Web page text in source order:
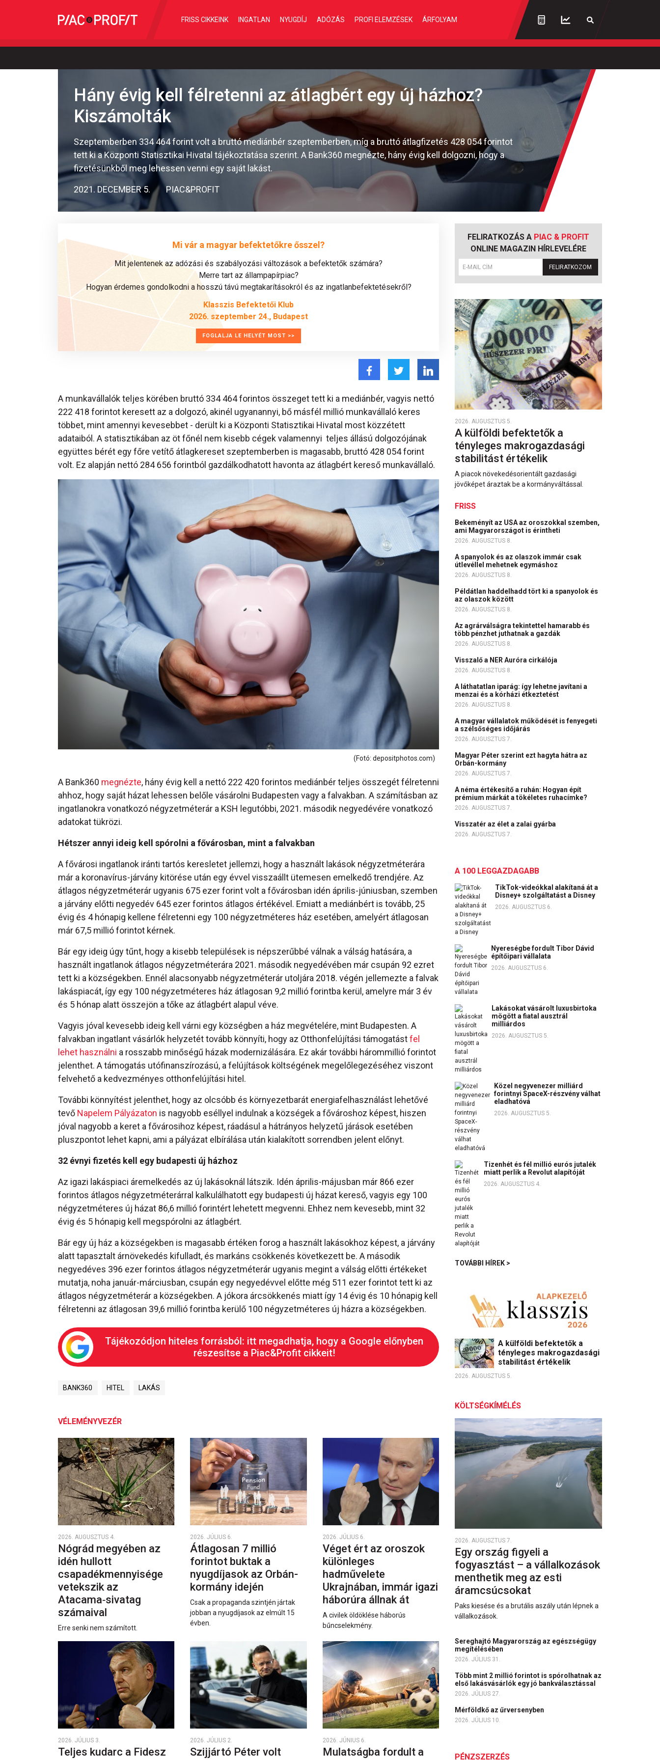
FRISS CIKKEINK INGATLAN NYUGDÍJ ADÓZÁS PROFI ELEMZÉSEK ÁRFOLYAM
Hány évig kell félretenni az átlagbért egy új házhoz?
Kiszámolták
Szeptemberben 334 464 forint volt a bruttó mediánbér szeptemberben, míg a bruttó átlagfizetés 428 054 forintot
tett ki a Központi Statisztikai Hivatal tájékoztatása szerint. A Bank360 megnézte, hány évig kell dolgozni, hogy a
fizetésünkből meg lehessen venni egy saját lakást.
2021. DECEMBER 5. PIAC&PROFIT
Mi vár a magyar befektetőkre ősszel?
Mit jelentenek az adózási és szabályozási változások a befektetők számára?
Merre tart az állampapírpiac?
Hogyan érdemes gondolkodni a hosszú távú megtakarításokról és az ingatlanbefektetésekről?
Klasszis Befektetői Klub
2026. szeptember 24., Budapest
FOGLALJA LE HELYÉT MOST >>
A munkavállalók teljes körében bruttó 334 464 forintos összeget tett ki a mediánbér, vagyis nettó
222 418 forintot keresett az a dolgozó, akinél ugyanannyi, bő másfél millió munkavállaló keres
többet, mint amennyi kevesebbet - derült ki a Központi Statisztikai Hivatal most közzétett
adataiból. A statisztikában az öt főnél nem kisebb cégek valamennyi teljes állású dolgozójának
együttes bérét egy főre vetítő átlagkereset szeptemberben is magasabb, bruttó 428 054 forint
volt. Ez alapján nettó 284 656 forintból gazdálkodhatott havonta az átlagbért kereső munkavállaló.
(Fotó: depositphotos.com)
A Bank360 megnézte, hány évig kell a nettó 222 420 forintos mediánbér teljes összegét félretenni
ahhoz, hogy saját házat lehessen belőle vásárolni Budapesten vagy a falvakban. A számításban az
ingatlanokra vonatkozó négyzetméterár a KSH legutóbbi, 2021. második negyedévére vonatkozó
adatokat tükrözi.
Hétszer annyi ideig kell spórolni a fővárosban, mint a falvakban
A fővárosi ingatlanok iránti tartós keresletet jellemzi, hogy a használt lakások négyzetméterára
már a koronavírus-járvány kitörése után egy évvel visszaállt ütemesen emelkedő trendjére. Az
átlagos négyzetméterár ugyanis 675 ezer forint volt a fővárosban idén április-júniusban, szemben
a járvány előtti negyedév 645 ezer forintos átlagos értékével. Emiatt a mediánbért is tovább, 25
évig és 4 hónapig kellene félretenni egy 100 négyzetméteres ház esetében, amelyért átlagosan
már 67,5 millió forintot kérnek.
Bár egy ideig úgy tűnt, hogy a kisebb települések is népszerűbbé válnak a válság hatására, a
használt ingatlanok átlagos négyzetméterára 2021. második negyedévében már csupán 92 ezret
tett ki a községekben. Ennél alacsonyabb négyzetméterár utoljára 2018. végén jellemezte a falvak
lakáspiacát, így egy 100 négyzetméteres ház átlagosan 9,2 millió forintba kerül, amelyre már 3 év
és 5 hónap alatt összejön a tőke az átlagbért alapul véve.
Vagyis jóval kevesebb ideig kell várni egy községben a ház megvételére, mint Budapesten. A
falvakban ingatlant vásárlók helyzetét tovább könnyíti, hogy az Otthonfelújítási támogatástfel
lehet használni a rosszabb minőségű házak modernizálására. Ez akár további hárommillió forintot
jelenthet. A támogatás utófinanszírozású, a felújítások költségének megelőlegezéséhez viszont
felvehető a kedvezményes otthonfelújítási hitel.
További könnyítést jelenthet, hogy az olcsóbb és környezetbarát energiafelhasználást lehetővé
tevő Napelem Pályázaton is nagyobb eséllyel indulnak a községek a fővároshoz képest, hiszen
jóval nagyobb a keret a fővárosihoz képest, ráadásul a hátrányos helyzetű járások esetében
pluszpontot lehet kapni, ami a pályázat elbírálása után kialakított sorrendben jelent előnyt.
32 évnyi fizetés kell egy budapesti új házhoz
Az igazi lakáspiaci áremelkedés az új lakásoknál látszik. Idén április-májusban már 866 ezer
forintos átlagos négyzetméterárral kalkulálhatott egy budapesti új házat kereső, vagyis egy 100
négyzetméteres új házat 86,6 millió forintért lehetett megvenni. Ehhez nem kevesebb, mint 32
évig és 5 hónapig kell megspórolni az átlagbért.
Bár egy új ház a községekben is magasabb értéken forog a használt lakásokhoz képest, a járvány
alatt tapasztalt árnövekedés kifulladt, és markáns csökkenés következett be. A második
negyedéves 396 ezer forintos átlagos négyzetméterár ugyanis megint a válság előtti értékeket
mutatja, noha január-márciusban, csupán egy negyedévvel előtte még 511 ezer forintot tett ki az
átlagos négyzetméterár a községekben. A jókora árcsökkenés miatt így 14 évig és 10 hónapig kell
félretenni az átlagosan 39,6 millió forintba kerülő 100 négyzetméteres új házra a községekben.
Tájékozódjon hiteles forrásból: itt megadhatja, hogy a Google előnyben
részesítse a Piac&Profit cikkeit!
BANK360 HITEL LAKÁS
VÉLEMÉNYVEZÉR
2026. AUGUSZTUS 4.
Nógrád megyében az
idén hullott
csapadékmennyisége
vetekszik az
Atacama‑sivatag
számaival
Erre senki nem számított.
2026. JÚLIUS 6.
Átlagosan 7 millió
forintot buktak a
nyugdíjasok az Orbán-
kormány idején
Csak a propaganda szintjén jártak
jobban a nyugdíjasok az elmúlt 15
évben.
2026. JÚLIUS 6.
Véget ért az oroszok
különleges
hadművelete
Ukrajnában, immár igazi
háborúra állnak át
A civilek öldöklése háborús
bűncselekmény.
2026. JÚLIUS 3.
Teljes kudarc a Fidesz
2026. JÚLIUS 2.
Szijjártó Péter volt
2026. JÚNIUS 6.
Mulatságba fordult a
FELIRATKOZÁS A PIAC & PROFIT
ONLINE MAGAZIN HÍRLEVELÉRE
FELIRATKOZOM
2026. AUGUSZTUS 5.
A külföldi befektetők a
tényleges makrogazdasági
stabilitást értékelik
A piacok növekedésorientált gazdasági
jövőképet áraztak be a kormányváltással.
FRISS
Bekeményít az USA az oroszokkal szemben,
ami Magyarországot is érintheti
2026. AUGUSZTUS 8.
A spanyolok és az olaszok immár csak
útlevéllel mehetnek egymáshoz
2026. AUGUSZTUS 8.
Példátlan haddelhadd tört ki a spanyolok és
az olaszok között
2026. AUGUSZTUS 8.
Az agrárválságra tekintettel hamarabb és
több pénzhet juthatnak a gazdák
2026. AUGUSZTUS 8.
Visszalő a NER Auróra cirkálója
2026. AUGUSZTUS 8.
A láthatatlan iparág: így lehetne javítani a
menzai és a kórházi étkeztetést
2026. AUGUSZTUS 8.
A magyar vállalatok működését is fenyegeti
a szélsőséges időjárás
2026. AUGUSZTUS 7.
Magyar Péter szerint ezt hagyta hátra az
Orbán-kormány
2026. AUGUSZTUS 7.
A néma értékesítő a ruhán: Hogyan épít
prémium márkát a tökéletes ruhacímke?
2026. AUGUSZTUS 7.
Visszatér az élet a zalai gyárba
2026. AUGUSZTUS 7.
A 100 LEGGAZDAGABB
TikTok-videókkal alakítaná át a
Disney+ szolgáltatást a Disney
2026. AUGUSZTUS 6.
Nyereségbe fordult Tibor Dávid
építőipari vállalata
2026. AUGUSZTUS 6.
Lakásokat vásárolt luxusbirtoka
mögött a fiatal ausztrál
milliárdos
2026. AUGUSZTUS 5.
Közel negyvenezer milliárd
forintnyi SpaceX-részvény válhat
eladhatóvá
2026. AUGUSZTUS 5.
Tizenhét és fél millió eurós jutalék
miatt perlik a Revolut alapítóját
2026. AUGUSZTUS 4.
TOVÁBBI HÍREK >
A külföldi befektetők a
tényleges makrogazdasági
stabilitást értékelik
2026. AUGUSZTUS 5.
KÖLTSÉGKÍMÉLÉS
2026. AUGUSZTUS 7.
Egy ország figyeli a
fogyasztást – a vállalkozások
menthetik meg az esti
áramcsúcsokat
Paks kiesése és a brutális aszály után lépnek a
vállalkozások.
Sereghajtó Magyarország az egészségügy
megítélésében
2026. JÚLIUS 31.
Több mint 2 millió forintot is spórolhatnak az
első lakásvásárlók egy jó bankválasztással
2026. JÚLIUS 27.
Mérföldkő az űrversenyben
2026. JÚLIUS 10.
PÉNZSZERZÉS